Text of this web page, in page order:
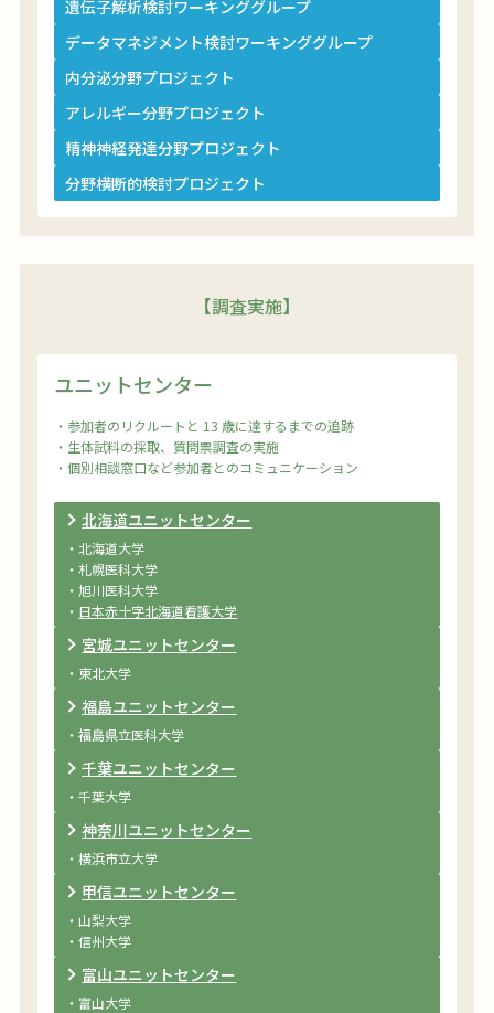
遺伝子解析検討ワーキンググループ
データマネジメント検討ワーキンググループ
内分泌分野プロジェクト
アレルギー分野プロジェクト
精神神経発達分野プロジェクト
分野横断的検討プロジェクト
【調査実施】
ユニットセンター
・参加者のリクルートと 13 歳に達するまでの追跡
・生体試料の採取、質問票調査の実施
・個別相談窓口など参加者とのコミュニケーション
北海道ユニットセンター
・北海道大学
・札幌医科大学
・旭川医科大学
・ 日本赤十字北海道看護大学
宮城ユニットセンター
・東北大学
福島ユニットセンター
・福島県立医科大学
千葉ユニットセンター
・千葉大学
神奈川ユニットセンター
・横浜市立大学
甲信ユニットセンター
・山梨大学
・信州大学
富山ユニットセンター
・富山大学